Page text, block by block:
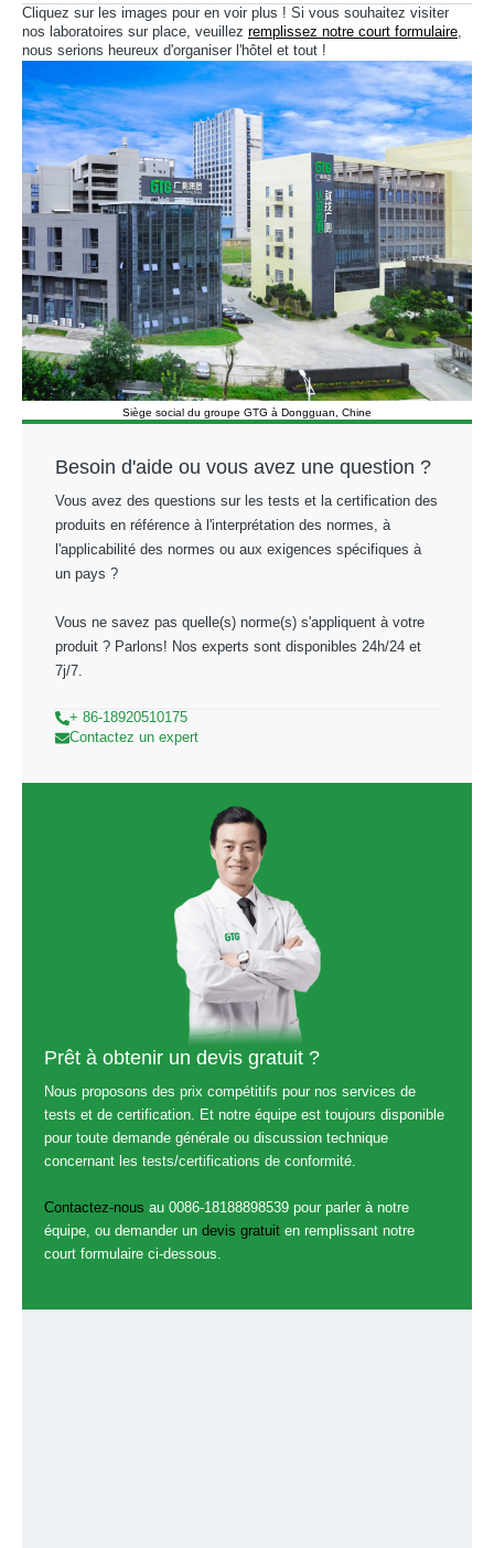
Cliquez sur les images pour en voir plus ! Si vous souhaitez visiter
nos laboratoires sur place, veuillez remplissez notre court formulaire,
nous serions heureux d'organiser l'hôtel et tout !
Siège social du groupe GTG à Dongguan, Chine
Besoin d'aide ou vous avez une question ?
Vous avez des questions sur les tests et la certification des
produits en référence à l'interprétation des normes, à
l'applicabilité des normes ou aux exigences spécifiques à
un pays ?
Vous ne savez pas quelle(s) norme(s) s'appliquent à votre
produit ? Parlons! Nos experts sont disponibles 24h/24 et
7j/7.
+ 86-18920510175
Contactez un expert
Prêt à obtenir un devis gratuit ?
Nous proposons des prix compétitifs pour nos services de
tests et de certification. Et notre équipe est toujours disponible
pour toute demande générale ou discussion technique
concernant les tests/certifications de conformité.
Contactez-nous au 0086-18188898539 pour parler à notre
équipe, ou demander un devis gratuit en remplissant notre
court formulaire ci-dessous.